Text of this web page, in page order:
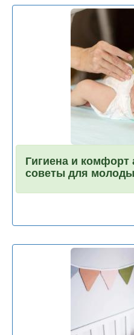
Гигиена и комфорт
советы для